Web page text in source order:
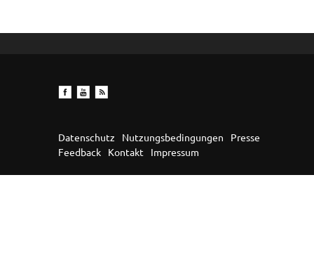
Datenschutz Nutzungsbedingungen
Presse
Feedback
Kontakt Impressum